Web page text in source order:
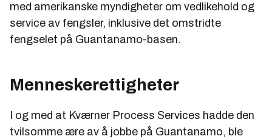
med amerikanske myndigheter om vedlikehold og
service av fengsler, inklusive det omstridte
fengselet på Guantanamo-basen.
Menneskerettigheter
I og med at Kværner Process Services hadde den
tvilsomme ære av å jobbe på Guantanamo, ble